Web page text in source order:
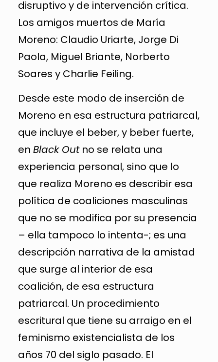
disruptivo y de intervención crítica.
Los amigos muertos de María
Moreno: Claudio Uriarte, Jorge Di
Paola, Miguel Briante, Norberto
Soares y Charlie Feiling.
Desde este modo de inserción de
Moreno en esa estructura patriarcal,
que incluye el beber, y beber fuerte,
en Black Outno se relata una
experiencia personal, sino que lo
que realiza Moreno es describir esa
política de coaliciones masculinas
que no se modifica por su presencia
– ella tampoco lo intenta-; es una
descripción narrativa de la amistad
que surge al interior de esa
coalición, de esa estructura
patriarcal. Un procedimiento
escritural que tiene su arraigo en el
feminismo existencialista de los
años 70 del siglo pasado. El